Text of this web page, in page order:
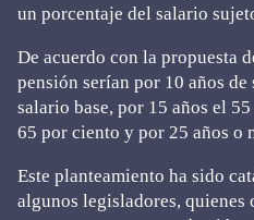
un porcentaje del salario
De acuerdo con la propuesta
pensión serían por 10 años
salario base, por 15 años el
65 por ciento y por 25 años o
Este planteamiento ha sido
algunos legisladores, quienes